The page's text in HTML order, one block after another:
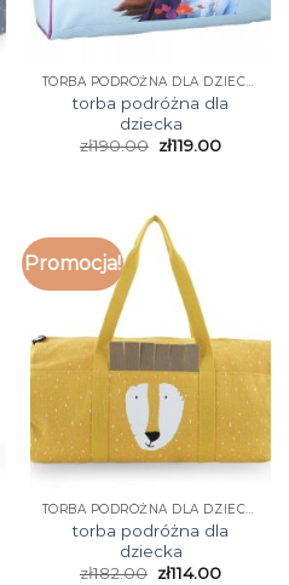
TORBA PODRÓŻNA DLA DZIECKA
torba podróżna dla
dziecka
zł190.00 zł119.00
Promocja!
TORBA PODRÓŻNA DLA DZIECKA
torba podróżna dla
dziecka
zł182.00 zł114.00